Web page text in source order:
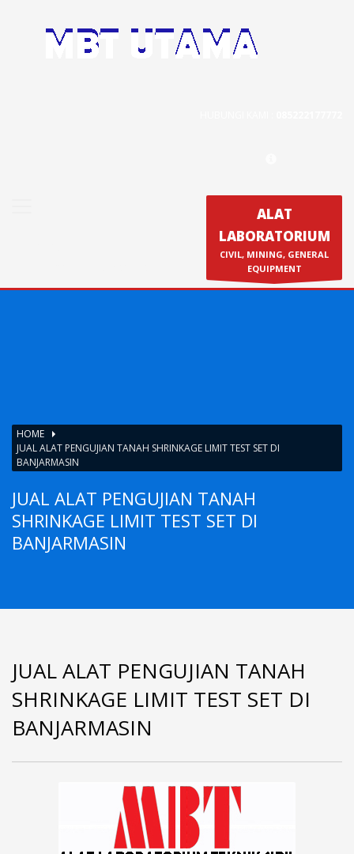
Contact Us
ALAT
LABORATORIUM
CIVIL, MINING, GENERAL
EQUIPMENT
HOME
JUAL ALAT PENGUJIAN TANAH SHRINKAGE LIMIT TEST SET DI
BANJARMASIN
JUAL ALAT PENGUJIAN TANAH
SHRINKAGE LIMIT TEST SET DI
BANJARMASIN
JUAL ALAT PENGUJIAN TANAH
SHRINKAGE LIMIT TEST SET DI
BANJARMASIN